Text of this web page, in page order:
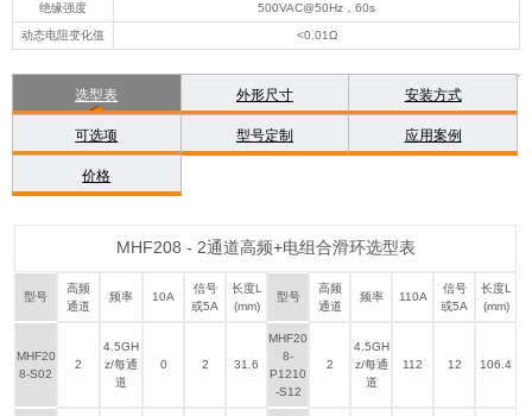
绝缘强度 500VAC@50Hz，60s
动态电阻变化值 <0.01Ω
选型表 外形尺寸 安装方式
可选项 型号定制 应用案例
价格
MHF208 - 2通道高频+电组合滑环选型表
型号
高频
通道
频率 10A
信号
或5A
长度L
(mm)
型号
高频
通道
频率 110A
信号
或5A
长度L
(mm)
MHF20
8-S02
2
4.5GH
z/每通
道
0 2 31.6
MHF20
8-
P1210
-S12
2
4.5GH
z/每通
道
112 12 106.4